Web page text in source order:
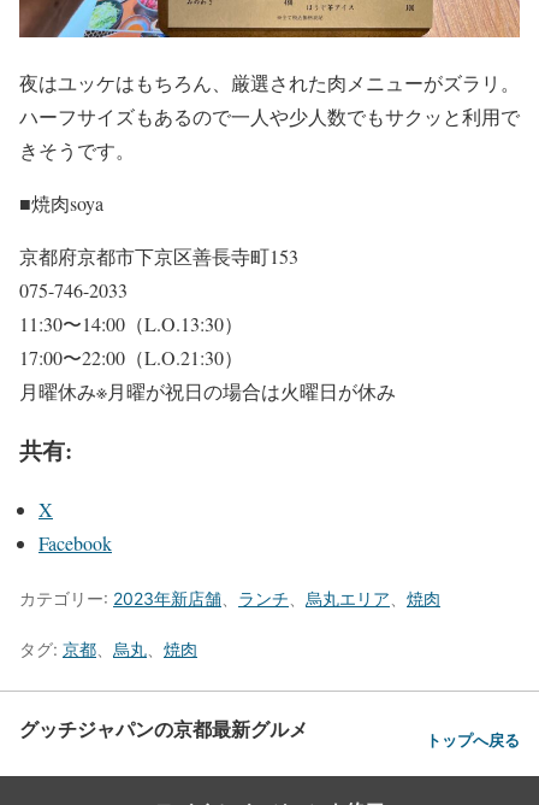
夜はユッケはもちろん、厳選された肉メニューがズラリ。
ハーフサイズもあるので一人や少人数でもサクッと利用で
きそうです。
■焼肉soya
京都府京都市下京区善長寺町153
075-746-2033
11:30〜14:00（L.O.13:30）
17:00〜22:00（L.O.21:30）
月曜休み※月曜が祝日の場合は火曜日が休み
共有:
X
Facebook
カテゴリー: 2023年新店舗 ランチ 烏丸エリア 焼肉
タグ: 京都 烏丸 焼肉
グッチジャパンの京都最新グルメ トップへ戻る